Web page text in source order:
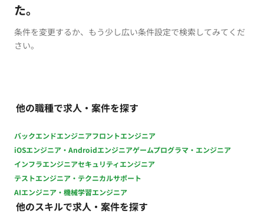
た。
条件を変更するか、もう少し広い条件設定で検索してみてくだ
さい。
他の職種で求人・案件を探す
バックエンドエンジニアフロントエンジニア
iOSエンジニア・Androidエンジニアゲームプログラマ・エンジニア
インフラエンジニアセキュリティエンジニア
テストエンジニア・テクニカルサポート
AIエンジニア・機械学習エンジニア
他のスキルで求人・案件を探す